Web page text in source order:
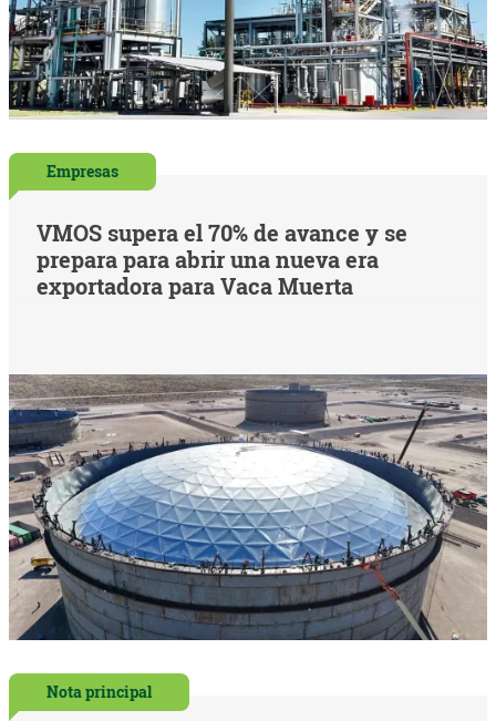
Empresas
VMOS supera el 70% de avance y se
prepara para abrir una nueva era
exportadora para Vaca Muerta
Nota principal